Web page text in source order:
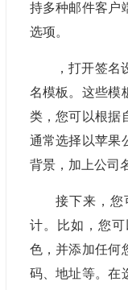
持多种邮件客户
选项。
，打开签
名模板。这些模
类，您可以根据
通常选择以苹果
背景，加上公司
接下来，您
计。比如，您
色，并添加任何
码、地址等。在